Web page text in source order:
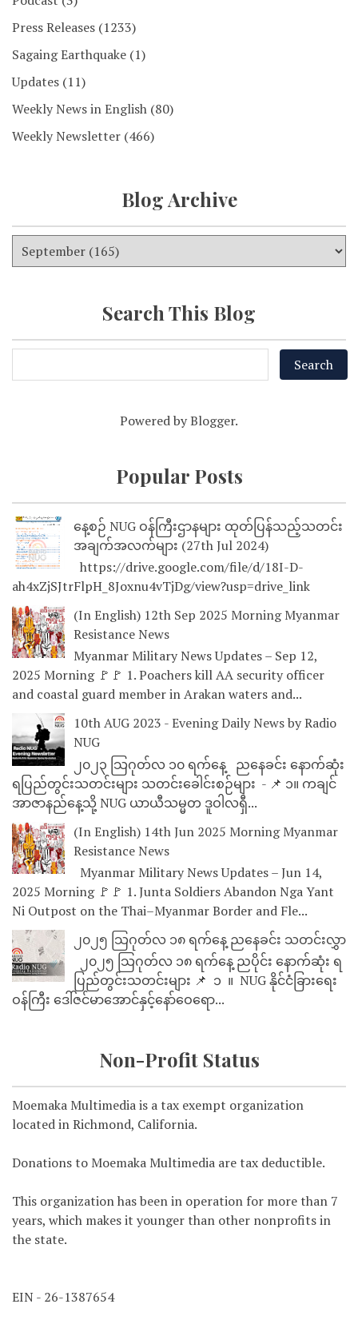
Press Releases (1233)
Sagaing Earthquake (1)
Updates (11)
Weekly News in English (80)
Weekly Newsletter (466)
Blog Archive
Search This Blog
Powered byBlogger.
Popular Posts
နေ့စဉ် NUG ဝန်ကြီးဌာနများ ထုတ်ပြန်သည့်သတင်း
အချက်အလက်များ (27th Jul 2024)
https://drive.google.com/file/d/18I-D-
ah4xZjSJtrFlpH_8Joxnu4vTjDg/view?usp=drive_link
(In English) 12th Sep 2025 Morning Myanmar
Resistance News
Myanmar Military News Updates – Sep 12,
2025 Morning 🚩🚩 1. Poachers kill AA security officer
and coastal guard member in Arakan waters and...
10th AUG 2023 - Evening Daily News by Radio
NUG
၂၀၂၃ သြဂုတ်လ ၁၀ ရက်နေ့ ညနေခင်း နောက်ဆုံး
ရပြည်တွင်းသတင်းများ သတင်းခေါင်းစဉ်များ - 📌 ၁။ ကချင်
အာဇာနည်နေ့သို့ NUG ယာယီသမ္မတ ဒူဝါလရှီ...
(In English) 14th Jun 2025 Morning Myanmar
Resistance News
Myanmar Military News Updates – Jun 14,
2025 Morning 🚩🚩 1. Junta Soldiers Abandon Nga Yant
Ni Outpost on the Thai–Myanmar Border and Fle...
၂၀၂၅ သြဂုတ်လ ၁၈ ရက်နေ့ ညနေခင်း သတင်းလွှာ
၂၀၂၅ သြဂုတ်လ ၁၈ ရက်နေ့ ညပိုင်း နောက်ဆုံး ရ
ပြည်တွင်းသတင်းများ 📌 ⁨⁨⁨⁨ ၁ ⁨ ။ ⁨ NUG နိုင်ငံခြားရေး
ဝန်ကြီး ဒေါ်ဇင်မာအောင်နှင့်နော်ဝေရော...
Non-Profit Status
Moemaka Multimedia is a tax exempt organization
located in Richmond, California.
Donations to Moemaka Multimedia are tax deductible.
This organization has been in operation for more than 7
years, which makes it younger than other nonprofits in
the state.
EIN - 26-1387654